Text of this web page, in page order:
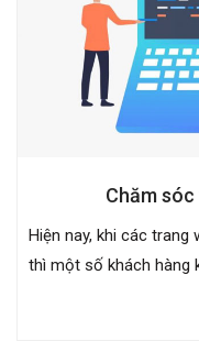
Chăm
Hiện nay, khi các trang
thì một số khách hàng